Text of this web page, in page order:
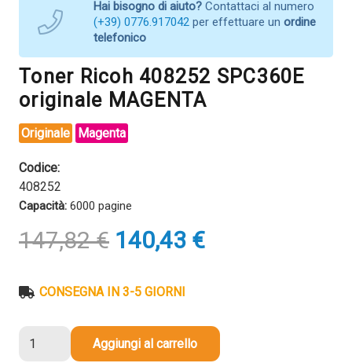
Hai bisogno di aiuto? Contattaci al numero
(+39) 0776.917042 per effettuare un ordine
telefonico
Toner Ricoh 408252 SPC360E
originale MAGENTA
Originale Magenta
Codice:
408252
Capacità: 6000 pagine
147,82€ Il
prezzo
era:
140,43 €Il
prezzo
CONSEGNA IN 3-5 GIORNI
Aggiungi al carrello